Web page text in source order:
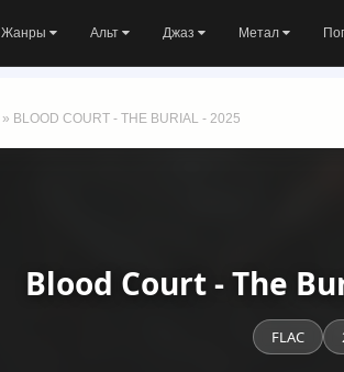
Жанры Альт Джаз Метал
» BLOOD COURT - THE BURIAL - 2025
Blood Court - The
FLAC